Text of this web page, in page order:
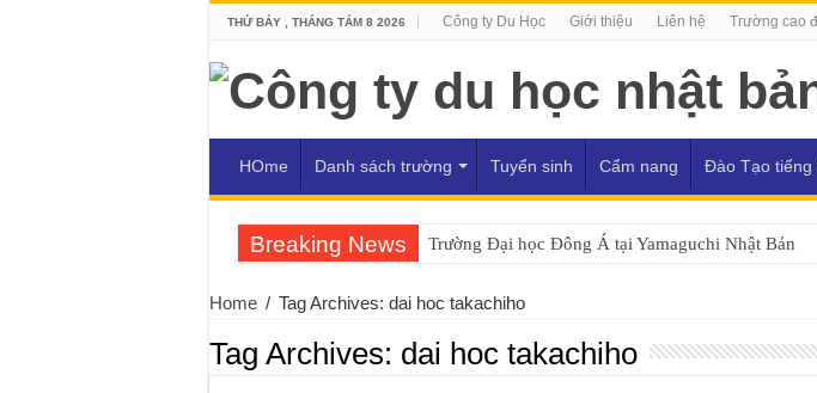
THỨ BẢY , THÁNG TÁM 8 2026 Công ty Du Học Giới thiệu Liên hệ Trường cao
HOme Danh sách trường Tuyển sinh Cẩm nang Đào Tạo tiếng
Breaking News Trường Đại học Đông Á tại Yamaguchi Nhật Bản
Home / Tag Archives: dai hoc takachiho
Tag Archives: dai hoc takachiho